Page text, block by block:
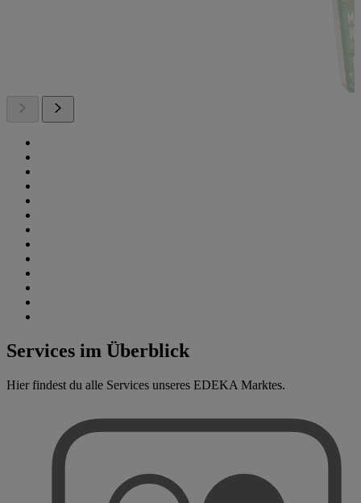
Services im Überblick
Hier findest du alle Services unseres EDEKA Marktes.